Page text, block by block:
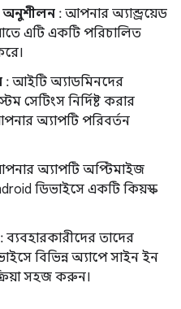
অনুশীলন : আপনার অ্যান্ড্রয়েড
এটি একটি পরিচালিত
: আইটি অ্যাডমিনদের
সেটিংস নির্দিষ্ট করার
অ্যাপটি পরিবর্তন
অ্যাপটি অপ্টিমাইজ
ডিভাইসে একটি কিয়স্ক
: ব্যবহারকারীদের তাদের
বিভিন্ন অ্যাপে সাইন ইন
সহজ করুন।